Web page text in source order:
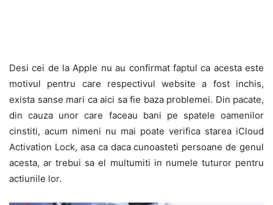
Desi cei de la Apple nu au confirmat faptul ca acesta este
motivul pentru care respectivul website a fost inchis,
exista sanse mari ca aici sa fie baza problemei. Din pacate,
din cauza unor care faceau bani pe spatele oamenilor
cinstiti, acum nimeni nu mai poate verifica starea iCloud
Activation Lock, asa ca daca cunoasteti persoane de genul
acesta, ar trebui sa el multumiti in numele tuturor pentru
actiunile lor.